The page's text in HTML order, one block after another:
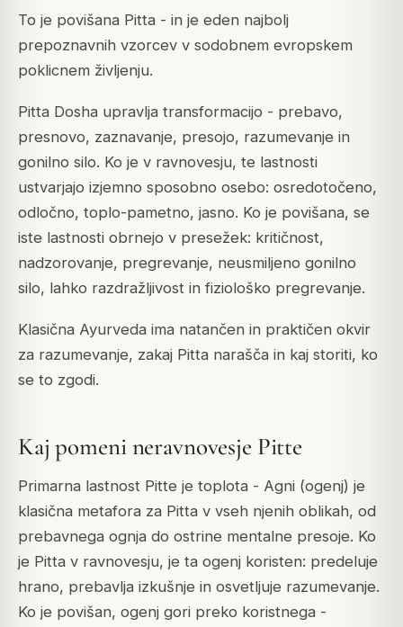
To je povišana Pitta - in je eden najbolj
prepoznavnih vzorcev v sodobnem evropskem
poklicnem življenju.
Pitta Dosha upravlja transformacijo - prebavo,
presnovo, zaznavanje, presojo, razumevanje in
gonilno silo. Ko je v ravnovesju, te lastnosti
ustvarjajo izjemno sposobno osebo: osredotočeno,
odločno, toplo-pametno, jasno. Ko je povišana, se
iste lastnosti obrnejo v presežek: kritičnost,
nadzorovanje, pregrevanje, neusmiljeno gonilno
silo, lahko razdražljivost in fiziološko pregrevanje.
Klasična Ayurveda ima natančen in praktičen okvir
za razumevanje, zakaj Pitta narašča in kaj storiti, ko
se to zgodi.
Kaj pomeni neravnovesje Pitte
Primarna lastnost Pitte je toplota - Agni (ogenj) je
klasična metafora za Pitta v vseh njenih oblikah, od
prebavnega ognja do ostrine mentalne presoje. Ko
je Pitta v ravnovesju, je ta ogenj koristen: predeluje
hrano, prebavlja izkušnje in osvetljuje razumevanje.
Ko je povišan, ogenj gori preko koristnega -